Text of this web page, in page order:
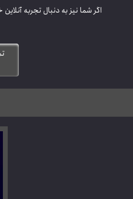
اگر شما نیز به دنبال تجربه